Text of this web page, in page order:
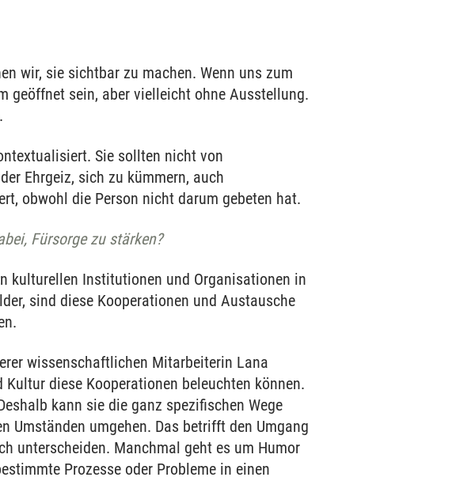
wir, sie sichtbar zu machen. Wenn uns zum
geöffnet sein, aber vielleicht ohne Ausstellung.
Sie sollten nicht von
Ehrgeiz, sich zu kümmern, auch
obwohl die Person nicht darum gebeten hat.
Fürsorge zu stärken?
kulturellen Institutionen und Organisationen in
sind diese Kooperationen und Austausche
wissenschaftlichen Mitarbeiterin Lana
diese Kooperationen beleuchten können.
kann sie die ganz spezifischen Wege
Umständen umgehen. Das betrifft den Umgang
unterscheiden. Manchmal geht es um Humor
Prozesse oder Probleme in einen